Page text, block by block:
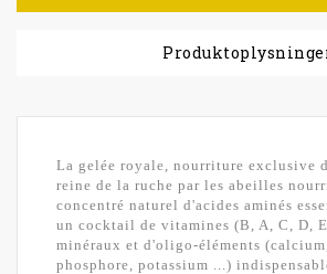
La gelée royale, nourriture exclusive
reine de la ruche par les abeilles
concentré naturel d'acides aminés
un cocktail de vitamines (B, A, C, D,
minéraux et d'oligo-éléments
phosphore, potassium ...)